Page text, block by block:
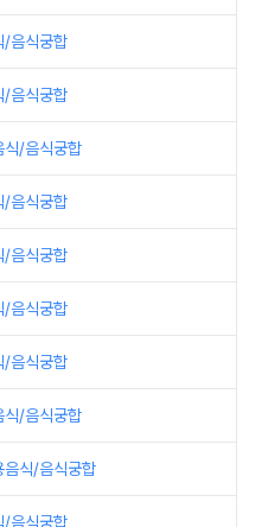
/음식궁합
/음식궁합
식/음식궁합
/음식궁합
/음식궁합
/음식궁합
/음식궁합
식/음식궁합
식/음식궁합
/음식궁합